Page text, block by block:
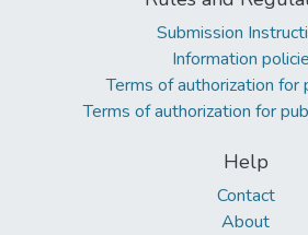
Submission
Information
Terms of authorization for
Terms of authorization for
Help
Contact
About